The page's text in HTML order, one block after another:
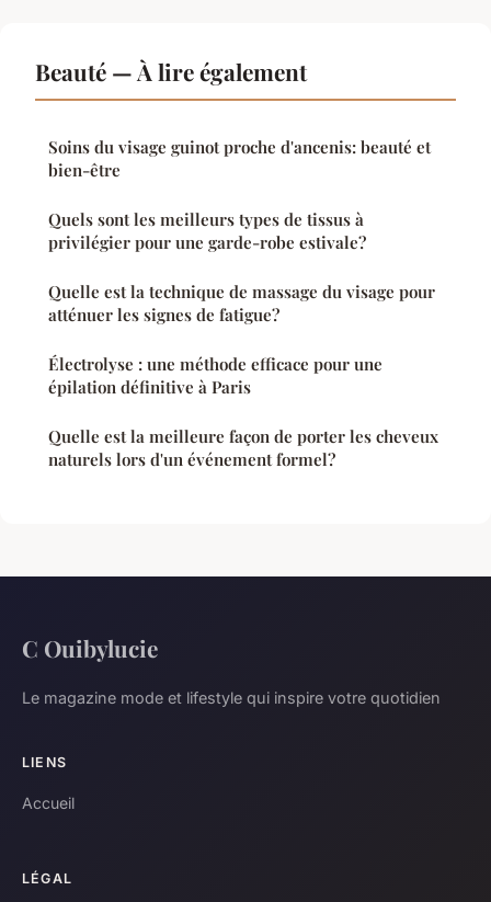
Beauté — À lire également
Soins du visage guinot proche d'ancenis: beauté et
bien-être
Quels sont les meilleurs types de tissus à
privilégier pour une garde-robe estivale?
Quelle est la technique de massage du visage pour
atténuer les signes de fatigue?
Électrolyse : une méthode efficace pour une
épilation définitive à Paris
Quelle est la meilleure façon de porter les cheveux
naturels lors d'un événement formel?
C Ouibylucie
Le magazine mode et lifestyle qui inspire votre quotidien
LIENS
Accueil
LÉGAL